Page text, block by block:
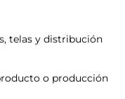
telas y distribución
o producción